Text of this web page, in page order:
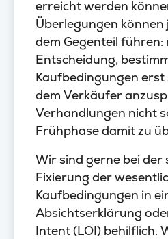
erreicht werden
Überlegungen können
dem Gegenteil führen:
Entscheidung,
Kaufbedingungen
dem Verkäufer
Verhandlungen nicht
Frühphase damit zu
Wir sind gerne bei der
Fixierung der
Kaufbedingungen in
Absichtserklärung
Intent (LOI) behilflich.